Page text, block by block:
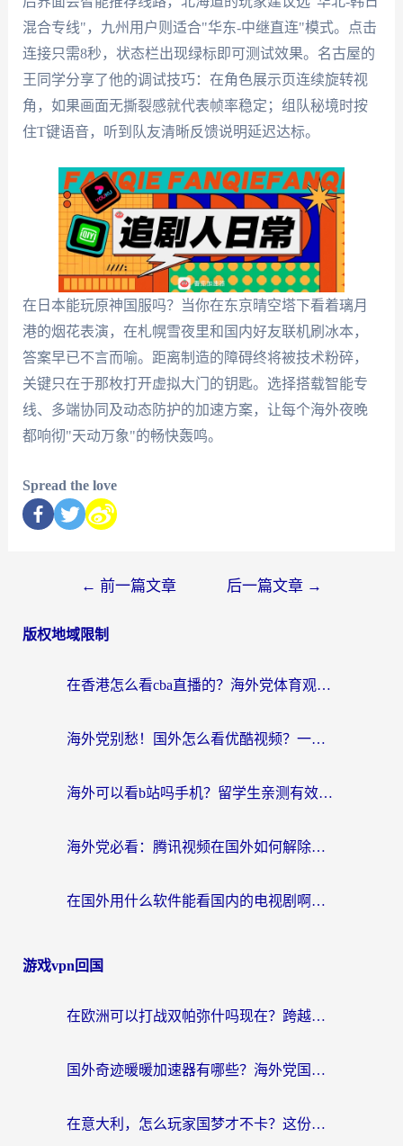
混合专线"，九州用户则适合"华东-中继直连"模式。点击
连接只需8秒，状态栏出现绿标即可测试效果。名古屋的
王同学分享了他的调试技巧：在角色展示页连续旋转视
角，如果画面无撕裂感就代表帧率稳定；组队秘境时按
住T键语音，听到队友清晰反馈说明延迟达标。
在日本能玩原神国服吗？当你在东京晴空塔下看着璃月
港的烟花表演，在札幌雪夜里和国内好友联机刷冰本，
答案早已不言而喻。距离制造的障碍终将被技术粉碎，
关键只在于那枚打开虚拟大门的钥匙。选择搭载智能专
线、多端协同及动态防护的加速方案，让每个海外夜晚
都响彻"天动万象"的畅快轰鸣。
Spread the love
← 前一篇文章 后一篇文章 →
版权地域限制
在香港怎么看cba直播的？海外党体育观赛终极指南：告别版权限制，畅享中文解说
海外党别愁！国外怎么看优酷视频？一招解决追剧、看直播难题
海外可以看b站吗手机？留学生亲测有效的回国加速指南
海外党必看：腾讯视频在国外如何解除地域限制？附优酷咪咕使用指南
在国外用什么软件能看国内的电视剧啊？留学生亲测有效的回国加速方案
游戏vpn回国
在欧洲可以打战双帕弥什吗现在？跨越延迟墙的实战指南
国外奇迹暖暖加速器有哪些？海外党国服游戏畅玩终极指南（附亲测推荐）
在意大利，怎么玩家国梦才不卡？这份终极加速指南请收好